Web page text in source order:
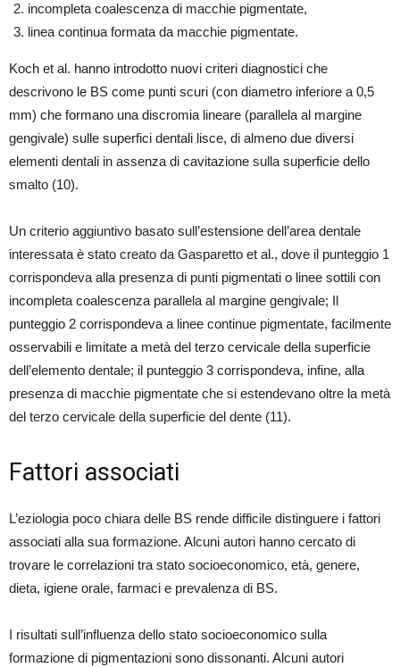
incompleta coalescenza di macchie pigmentate,
linea continua formata da macchie pigmentate.
Koch et al. hanno introdotto nuovi criteri diagnostici che
descrivono le BS come punti scuri (con diametro inferiore a 0,5
mm) che formano una discromia lineare (parallela al margine
gengivale) sulle superfici dentali lisce, di almeno due diversi
elementi dentali in assenza di cavitazione sulla superficie dello
smalto (10).
Un criterio aggiuntivo basato sull’estensione dell’area dentale
interessata è stato creato da Gasparetto et al., dove il punteggio 1
corrispondeva alla presenza di punti pigmentati o linee sottili con
incompleta coalescenza parallela al margine gengivale; Il
punteggio 2 corrispondeva a linee continue pigmentate, facilmente
osservabili e limitate a metà del terzo cervicale della superficie
dell’elemento dentale; il punteggio 3 corrispondeva, infine, alla
presenza di macchie pigmentate che si estendevano oltre la metà
del terzo cervicale della superficie del dente (11).
Fattori associati
L’eziologia poco chiara delle BS rende difficile distinguere i fattori
associati alla sua formazione. Alcuni autori hanno cercato di
trovare le correlazioni tra stato socioeconomico, età, genere,
dieta, igiene orale, farmaci e prevalenza di BS.
I risultati sull’influenza dello stato socioeconomico sulla
formazione di pigmentazioni sono dissonanti. Alcuni autori